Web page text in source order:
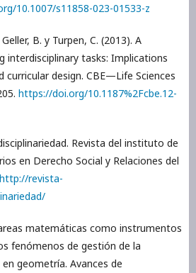
10.1007/s11858-023-01533-z
B. y Turpen, C. (2013). A
interdisciplinary tasks: Implications
design. CBE—Life Sciences
https://doi.org/10.1187%2Fcbe.12-
Revista del instituto de
en Derecho Social y Relaciones del
http://revista-
matemáticas como instrumentos
fenómenos de gestión de la
geometría. Avances de